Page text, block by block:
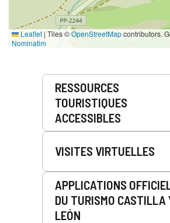
Leaflet | Tiles ©OpenStreetMapcontributors.
Nominatim
Prestations
RESSOURCES
TOURISTIQUES
ACCESSIBLES
VISITES VIRTUELLES
APPLICATIONS
DU TURISMO CASTILLA
LEÓN